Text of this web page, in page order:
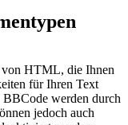
von HTML, die Ihnen
für Ihren Text
werden durch
jedoch auch